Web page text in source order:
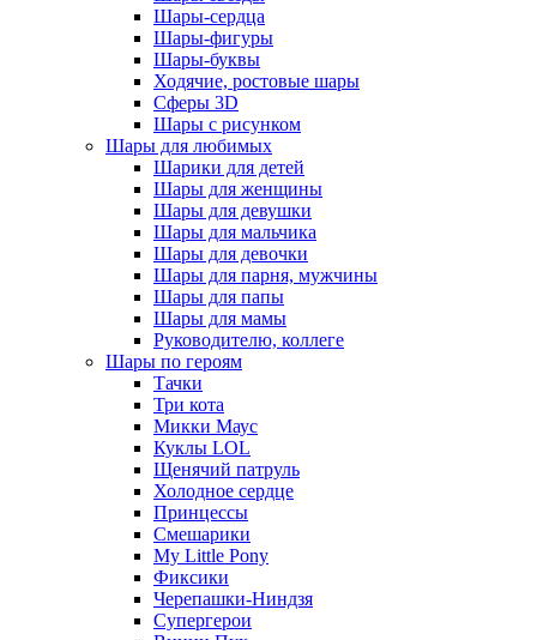
Шары-сердца
Шары-фигуры
Шары-буквы
Ходячие, ростовые шары
Сферы 3D
Шары с рисунком
Шары для любимых
Шарики для детей
Шары для женщины
Шары для девушки
Шары для мальчика
Шары для девочки
Шары для парня, мужчины
Шары для папы
Шары для мамы
Руководителю, коллеге
Шары по героям
Тачки
Три кота
Микки Маус
Куклы LOL
Щенячий патруль
Холодное сердце
Принцессы
Смешарики
My Little Pony
Фиксики
Черепашки-Ниндзя
Супергерои